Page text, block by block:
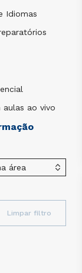
Idiomas
aulas ao vivo
Limpar filtro